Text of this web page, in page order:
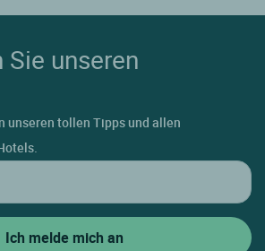
unseren
unseren tollen Tipps und allen